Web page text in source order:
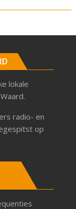
lokale
radio- en
op